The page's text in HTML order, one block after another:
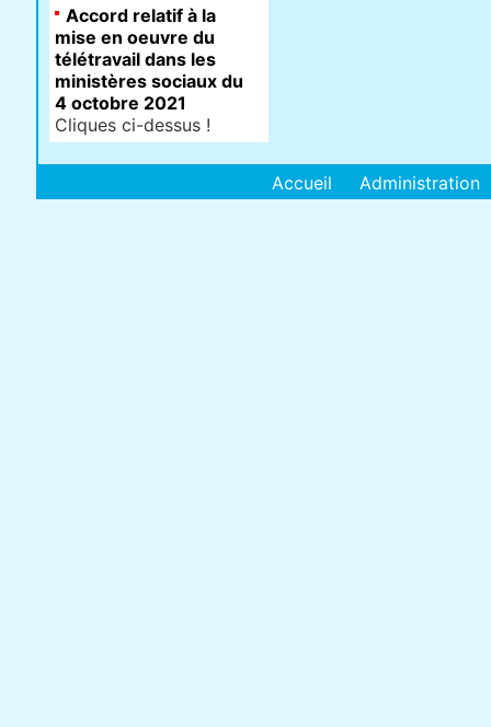
Accord relatif à la
mise en oeuvre du
télétravail dans les
ministères sociaux du
4 octobre 2021
Cliques ci-dessus !
Accueil Administration